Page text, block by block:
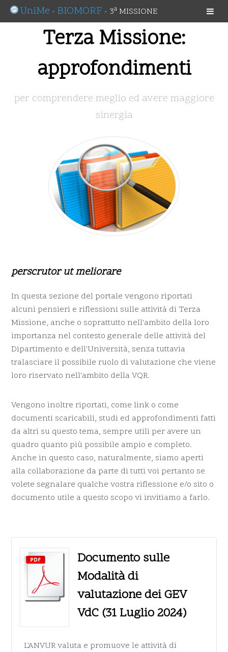
UniMe - BIOMORF - 3a MISSIONE
Terza Missione:
approfondimenti
per comprendere meglio ed avere maggiore
sinergia
perscrutor ut meliorare
In questa sezione del portale vengono riportati
alcuni pensieri e riflessioni sulle attività di Terza
Missione, anche o soprattutto nell'ambito della loro
importanza nel contesto generale delle attività del
Dipartimento e dell'Università, senza tuttavia
tralasciare il possibile ruolo di valutazione che viene
loro riservato nell'ambito della VQR.
Vengono inoltre riportati, come link o come
documenti scaricabili, studi ed approfondimenti fatti
da altri su questo tema, sempre utili per avere un
quadro quanto più possibile ampio e completo.
Anche in questo caso, naturalmente, siamo aperti
alla collaborazione da parte di tutti voi pertanto se
volete segnalare qualche vostra riflessione e/o sito o
documento utile a questo scopo vi invitiamo a farlo.
Documento sulle
Modalità di
valutazione dei GEV
VdC (31 Luglio 2024)
L'ANVUR valuta e promuove le attività di